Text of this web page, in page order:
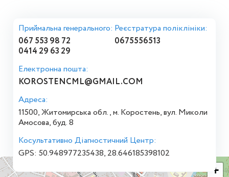
Приймальна генерального:
067 553 98 72
0414 29 63 29
Реєстратура поліклініки:
0675556513
Електронна пошта:
KOROSTENCML@GMAIL.COM
Адреса:
11500, Житомирська обл., м. Коростень, вул. Миколи
Амосова, буд. 8
Косультативно Діагностичний Центр:
GPS: 50.948977235438, 28.646185398102
+